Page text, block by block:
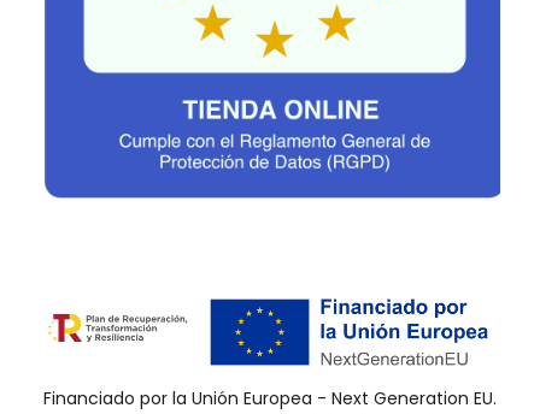
Financiado por la Unión Europea - Next Generation EU.